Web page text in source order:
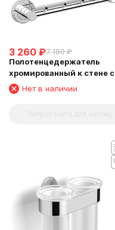
3 260 ₽7 180 ₽
Полотенцедержатель
хромированный к стене с
четырьмя крючками
Langberger 11034A
Нет в наличии